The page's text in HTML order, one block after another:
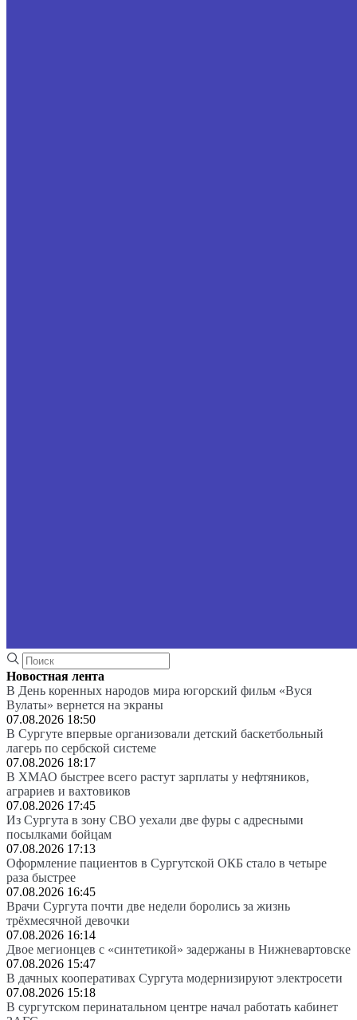
Новостная лента
В День коренных народов мира югорский фильм «Вуся
Вулаты» вернется на экраны
07.08.2026 18:50
В Сургуте впервые организовали детский баскетбольный
лагерь по сербской системе
07.08.2026 18:17
В ХМАО быстрее всего растут зарплаты у нефтяников,
аграриев и вахтовиков
07.08.2026 17:45
Из Сургута в зону СВО уехали две фуры с адресными
посылками бойцам
07.08.2026 17:13
Оформление пациентов в Сургутской ОКБ стало в четыре
раза быстрее
07.08.2026 16:45
Врачи Сургута почти две недели боролись за жизнь
трёхмесячной девочки
07.08.2026 16:14
Двое мегионцев с «синтетикой» задержаны в Нижневартовске
07.08.2026 15:47
В дачных кооперативах Сургута модернизируют электросети
07.08.2026 15:18
В сургутском перинатальном центре начал работать кабинет